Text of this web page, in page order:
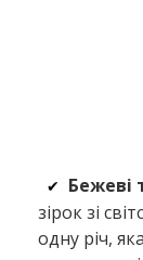
✔ Бежеві
зірок зі
одну річ,